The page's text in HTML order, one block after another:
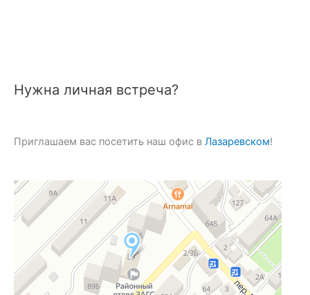
Нужна личная встреча?
Приглашаем вас посетить наш офис в Лазаревском!